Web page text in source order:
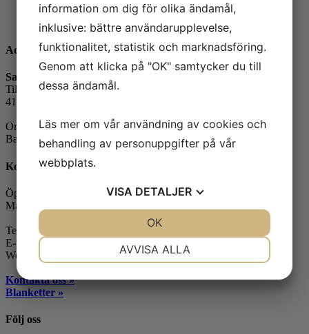
Adress
Safe Control Materialteknik AB
Tillgängligheten 1
417 10 Göteborg
Orgnr: 556604-7832
Bankgiro: 5104-8387
Kontakt
Öppettider:
Måndag-fredag: 07.30-16.00
Telefon: 031-65 64 70
E-post:info@safecontrol.se
Webbshop:
safecontrol.nu
Kontakta oss »
Blanketter »
Följ oss
information om dig för olika ändamål,
inklusive: bättre användarupplevelse,
funktionalitet, statistik och marknadsföring.
Genom att klicka på "OK" samtycker du till
dessa ändamål.
Läs mer om vår användning av cookies och
behandling av personuppgifter på vår
webbplats.
VISA DETALJER
MARKNADSFÖRING
AVVISA ALLA
OK